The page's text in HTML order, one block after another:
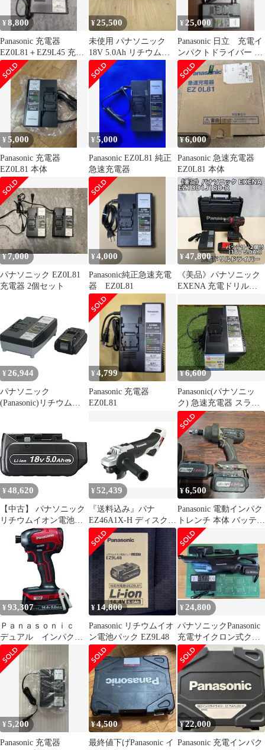
¥8,800
Panasonic 充電器
EZ0L81＋EZ9L45 充電
池1個
¥25,500
未使用 パナソニック
18V 5.0Ah リチウムイ
オンバッテリー 2個セ
ット
¥ 25,000
Panasonic 日立 充電イ
ンパクトドライバー セ
ット＋おまけ14.4Ｖ1個
¥5,000
Panasonic 充電器
EZ0L81 本体
¥5,000
Panasonic EZ0L81 純正
急速充電器
¥6,000
Panasonic 急速充電器
EZ0L81 本体
¥7,000
パナソニック EZ0L81
充電器 2個セット
¥4,000
Panasonic純正急速充電
器 EZ0L81
¥47,800
《美品》パナソニック
EXENA 充電ドリルド
R
¥ 26,944
パナソニック
(Panasonic)リチウムイ
EZ9L48(14.4V5.0Ah)大
容量・高負荷対応LJタ
イ
プ/EZ0L81(10.8V14.4V1
8V21.6V28.8V対
応)EZ9L48ST
¥4,799
Panasonic 充電器
EZ0L81
¥6,600
Panasonic(パナソニッ
ク) 急速充電器 スライ
ド式リチウムイオン専
用 EZ0L81
¥ 48,620
【中古】 パナソニック
リチウムイオン電池パ
ック (Li-ion) 充電器セ
ット 18V 5.0Ah大容
量・高負荷対応LJタイ
プ EZ9L54 / 急速充電器
EZ0L81 (10.8V・14.4
¥52,439
『送料込み』パナ
EZ46A1X-H ディスクグ
ラインダ 14.4V5.0A
¥6,500
Panasonic 電動インパク
トレンチ 本体 バッテリ
ー 充電器セット
¥ 93,307
Ｐａｎａｓｏｎｉｃ
デュアル インパクト
ドライバー １４．４
Ｖ ５．０Ａｈセッ
ト 赤
¥ 14,800
Panasonic リチウムイオ
ン電池パック EZ9L48
¥ 24,800
パナソニックPanasonic
充電サイクロン式クリ
ーナー EZ37A5一式
¥5,200
Panasonic 充電器
¥4,500
最終値下げPanasonic イ
¥22,000
Panasonic 充電インパク